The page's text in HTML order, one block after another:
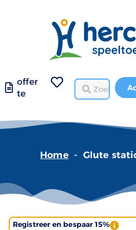
offer
te
Home - Glute
Registreer en bespaar 15%